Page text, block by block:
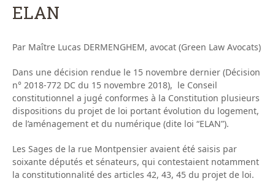
ELAN
Par Maître Lucas DERMENGHEM, avocat (Green Law Avocats)
Dans une décision rendue le 15 novembre dernier (Décision
n° 2018-772 DC du 15 novembre 2018), le Conseil
constitutionnel a jugé conformes à la Constitution plusieurs
dispositions du projet de loi portant évolution du logement,
de l’aménagement et du numérique (dite loi “ELAN”).
Les Sages de la rue Montpensier avaient été saisis par
soixante députés et sénateurs, qui contestaient notamment
la constitutionnalité des articles 42, 43, 45 du projet de loi.